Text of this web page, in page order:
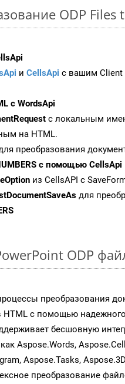
ODP Files
и CellsApi с вашим Client
с WordsApi
с локальным
на HTML.
преобразования
с помощью CellsApi
из CellsAPI с
для
ODP
преобразования
HTML с помощью
бесшовную
Aspose.Words,
Aspose.Tasks,
преобразование